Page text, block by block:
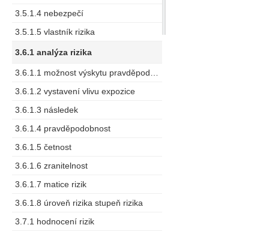
3.5.1.4 nebezpečí
3.5.1.5 vlastník rizika
3.6.1 analýza rizika
3.6.1.2 vystavení vlivu expozice
3.6.1.3 následek
3.6.1.4 pravděpodobnost
3.6.1.5 četnost
3.6.1.6 zranitelnost
3.6.1.7 matice rizik
3.6.1.8 úroveň rizika stupeň rizika
3.7.1 hodnocení rizik